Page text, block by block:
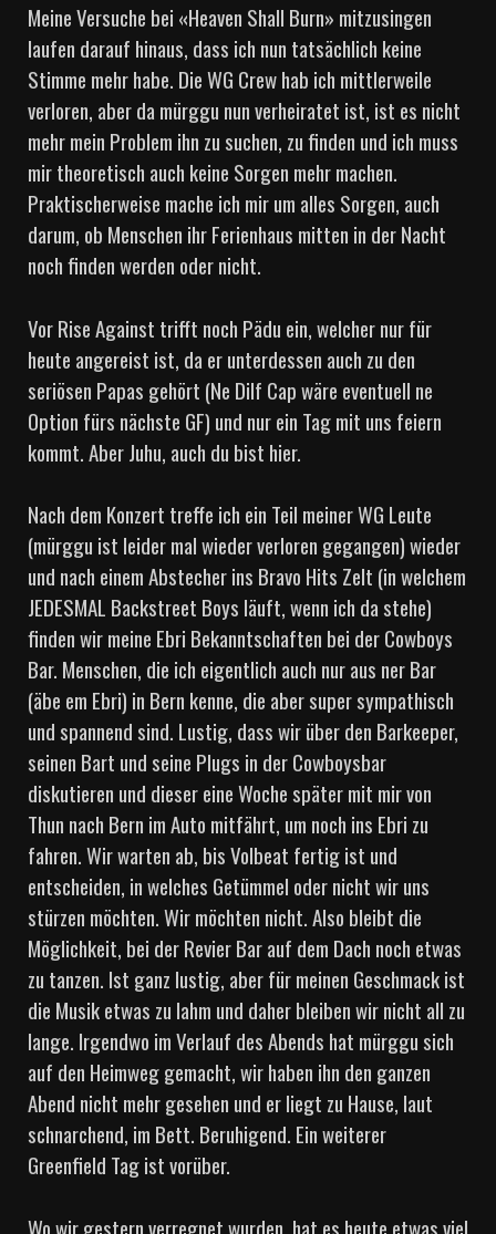
Meine Versuche bei «Heaven Shall Burn» mitzusingen
laufen darauf hinaus, dass ich nun tatsächlich keine
Stimme mehr habe. Die WG Crew hab ich mittlerweile
verloren, aber da mürggu nun verheiratet ist, ist es nicht
mehr mein Problem ihn zu suchen, zu finden und ich muss
mir theoretisch auch keine Sorgen mehr machen.
Praktischerweise mache ich mir um alles Sorgen, auch
darum, ob Menschen ihr Ferienhaus mitten in der Nacht
noch finden werden oder nicht.
Vor Rise Against trifft noch Pädu ein, welcher nur für
heute angereist ist, da er unterdessen auch zu den
seriösen Papas gehört (Ne Dilf Cap wäre eventuell ne
Option fürs nächste GF) und nur ein Tag mit uns feiern
kommt. Aber Juhu, auch du bist hier.
Nach dem Konzert treffe ich ein Teil meiner WG Leute
(mürggu ist leider mal wieder verloren gegangen) wieder
und nach einem Abstecher ins Bravo Hits Zelt (in welchem
JEDESMAL Backstreet Boys läuft, wenn ich da stehe)
finden wir meine Ebri Bekanntschaften bei der Cowboys
Bar. Menschen, die ich eigentlich auch nur aus ner Bar
(äbe em Ebri) in Bern kenne, die aber super sympathisch
und spannend sind. Lustig, dass wir über den Barkeeper,
seinen Bart und seine Plugs in der Cowboysbar
diskutieren und dieser eine Woche später mit mir von
Thun nach Bern im Auto mitfährt, um noch ins Ebri zu
fahren. Wir warten ab, bis Volbeat fertig ist und
entscheiden, in welches Getümmel oder nicht wir uns
stürzen möchten. Wir möchten nicht. Also bleibt die
Möglichkeit, bei der Revier Bar auf dem Dach noch etwas
zu tanzen. Ist ganz lustig, aber für meinen Geschmack ist
die Musik etwas zu lahm und daher bleiben wir nicht all zu
lange. Irgendwo im Verlauf des Abends hat mürggu sich
auf den Heimweg gemacht, wir haben ihn den ganzen
Abend nicht mehr gesehen und er liegt zu Hause, laut
schnarchend, im Bett. Beruhigend. Ein weiterer
Greenfield Tag ist vorüber.
Wo wir gestern verregnet wurden, hat es heute etwas viel